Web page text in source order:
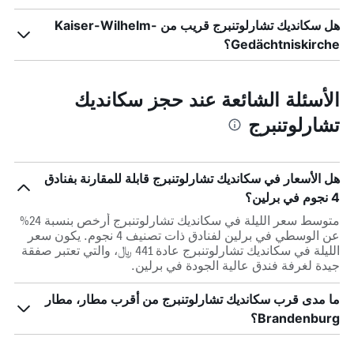
هل سكانديك تشارلوتنبرج قريب من Kaiser-Wilhelm-
Gedächtniskirche؟
الأسئلة الشائعة عند حجز سكانديك
تشارلوتنبرج
هل الأسعار في سكانديك تشارلوتنبرج قابلة للمقارنة بفنادق
4 نجوم في برلين؟
متوسط سعر الليلة في سكانديك تشارلوتنبرج أرخص بنسبة 24%
عن الوسطي في برلين لفنادق ذات تصنيف 4 نجوم. يكون سعر
الليلة في سكانديك تشارلوتنبرج عادة 441 ﷼، والتي تعتبر صفقة
جيدة لغرفة فندق عالية الجودة في برلين.
ما مدى قرب سكانديك تشارلوتنبرج من أقرب مطار، مطار
Brandenburg؟